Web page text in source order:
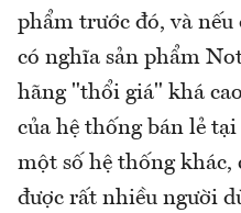
phẩm trước đó, và
có nghĩa sản phẩm
hãng "thổi giá" khá
của hệ thống bán lẻ
một số hệ thống khác,
được rất nhiều người